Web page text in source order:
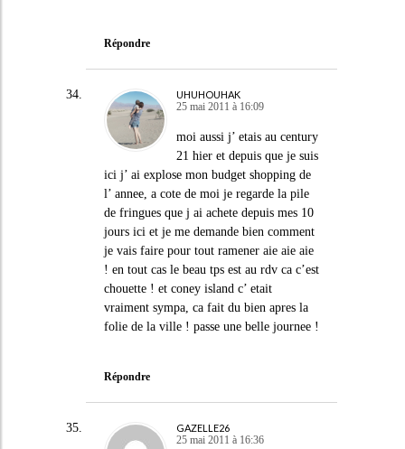
Répondre
UHUHOUHAK
25 mai 2011 à 16:09
moi aussi j’ etais au century
21 hier et depuis que je suis
ici j’ ai explose mon budget shopping de
l’ annee, a cote de moi je regarde la pile
de fringues que j ai achete depuis mes 10
jours ici et je me demande bien comment
je vais faire pour tout ramener aie aie aie
! en tout cas le beau tps est au rdv ca c’est
chouette ! et coney island c’ etait
vraiment sympa, ca fait du bien apres la
folie de la ville ! passe une belle journee !
Répondre
GAZELLE26
25 mai 2011 à 16:36